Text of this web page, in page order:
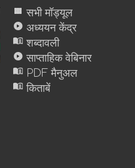
view_module सभी मॉड्यूल
play_circle अध्ययन केंद्र
menu_book शब्दावली
play_circle साप्ताहिक वेबिनार
menu_book PDF मैनुअल
menu_book किताबें